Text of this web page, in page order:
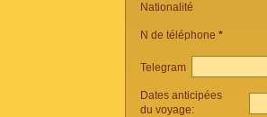
Nationalité
N de téléphone *
Telegram
Dates anticipées
du voyage: